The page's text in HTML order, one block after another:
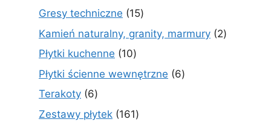
Gresy techniczne 1515
produktów
Kamień naturalny, granity, marmury 22
Płytki kuchenne 1010
produktów
Płytki ścienne wewnętrzne 66
Terakoty 66
produktów
Zestawy płytek 161161